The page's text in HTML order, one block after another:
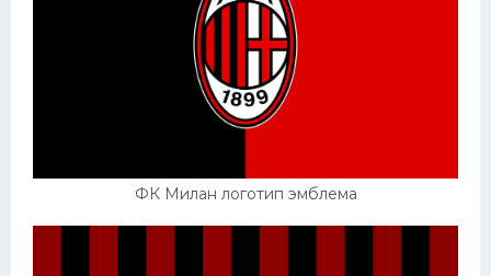
ФК Милан логотип эмблема